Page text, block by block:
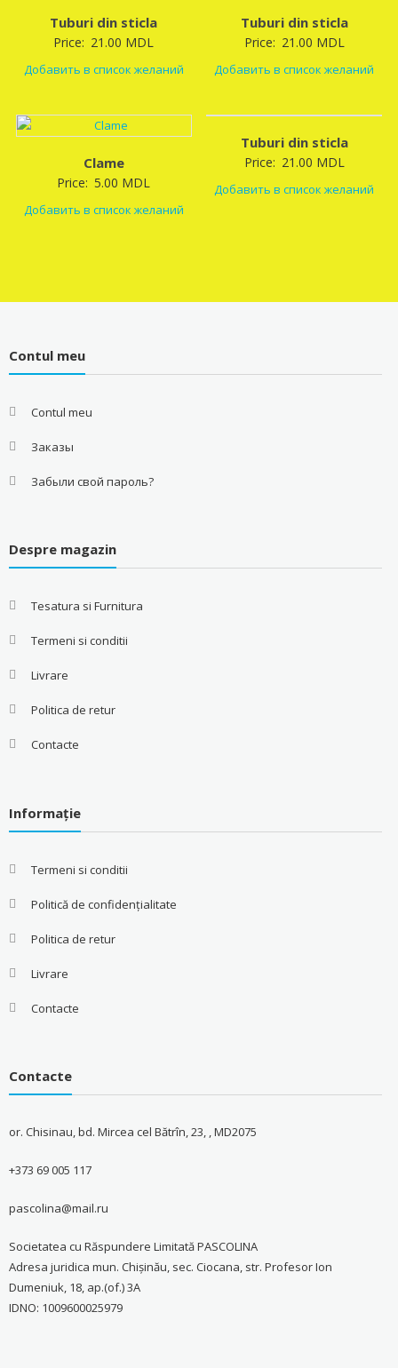
Tuburi din sticla
Price: 21.00 MDL
Добавить в список желаний
Tuburi din sticla
Price: 21.00 MDL
Добавить в список желаний
Clame
Price: 5.00 MDL
Добавить в список желаний
Tuburi din sticla
Price: 21.00 MDL
Добавить в список желаний
Contul meu
Contul meu
Заказы
Забыли свой пароль?
Despre magazin
Tesatura si Furnitura
Termeni si conditii
Livrare
Politica de retur
Contacte
Informație
Termeni si conditii
Politică de confidențialitate
Politica de retur
Livrare
Contacte
Contacte
or. Chisinau, bd. Mircea cel Bătrîn, 23, , MD2075
+373 69 005 117
pascolina@mail.ru
Societatea cu Răspundere Limitată PASCOLINA
Adresa juridica mun. Chişinău, sec. Ciocana, str. Profesor Ion
Dumeniuk, 18, ap.(of.) 3A
IDNO: 1009600025979